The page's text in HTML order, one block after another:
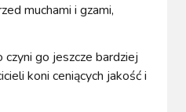
NOWOŚCI KERBL
muchami i gzami,
go jeszcze bardziej
koni ceniących jakość i